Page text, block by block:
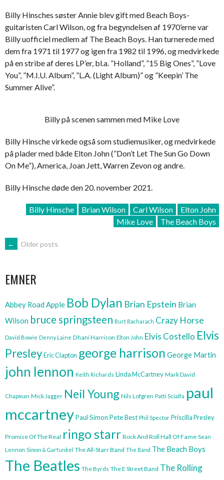
Billy Hinsches søster Annie blev gift med Beach Boys-
guitaristen Carl Wilson, og fra begyndelsen af 1970’erne var
Billy uofficiel medlem af The Beach Boys. Han turnerede med
dem fra 1971 til 1977 og igen fra 1982 til 1996, og medvirkede
på en stribe af deres LP’er, bl.a. ”Holland”, ”15 Big Ones”, ”Love
You”, ”M.I.U. Album”, ”L.A. (Light Album)” og ”Keepin’ The
Summer Alive”.
Billy på scenen sammen med Mike Love
Billy Hinsche virkede også som studiemusiker, og medvirkede
på plader med både Elton John (”Don’t Let The Sun Go Down
On Me”), America, Joan Jett, Warren Zevon og andre.
Billy Hinsche døde den 20. november 2021.
Billy Hinsche Brian Wilson Carl Wilson
Elton John
Mike Love
The Beach Boys
POSTS
NAVIGATION
← Older posts
EMNER
Abbey Road Apple Bob Dylan Brian Epstein Brian
Wilson bruce springsteen Burt Bacharach Crazy Horse
David Bowie Denny Laine Dhani Harrison Elton John Elvis Costello Elvis
PresleyEric Clapton george harrison George Martin
john lennon Keith Richards Linda McCartney Mark David
Chapman Mick Jagger Neil Young Nils Lofgren Patti Scialfa paul
mccartneyPaul Simon Pete Best Phil Spector Priscilla Presley
Promise Of The Real ringo starr Rock And Roll Hall Of Fame Sean
Lennon Simon & Garfunkel The All-Starr Band The Band The Beach Boys
The Beatles The Byrds The E Street Band The Rolling